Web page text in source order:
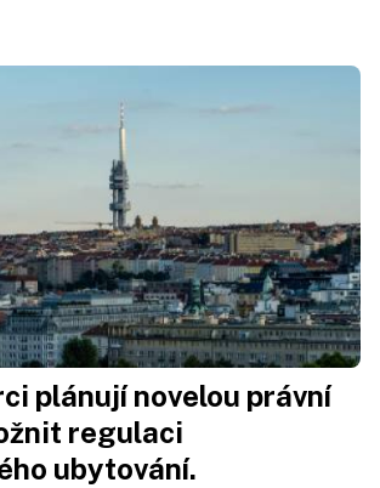
plánují novelou právní
regulaci
ubytování.